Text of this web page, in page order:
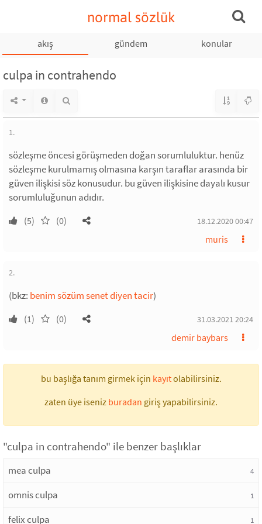
normal sözlük
akış gündem konular
culpa in contrahendo
1.
sözleşme öncesi görüşmeden doğan sorumluluktur. henüz
sözleşme kurulmamış olmasına karşın taraflar arasında bir
güven ilişkisi söz konusudur. bu güven ilişkisine dayalı kusur
sorumluluğunun adıdır.
(5) (0) 18.12.2020 00:47
muris
2.
(bkz: benim sözüm senet diyen tacir)
(1) (0) 31.03.2021 20:24
demir baybars
bu başlığa tanım girmek için kayıtolabilirsiniz.
zaten üye iseniz buradan giriş yapabilirsiniz.
"culpa in contrahendo" ile benzer başlıklar
mea culpa 4
omnis culpa 1
felix culpa 1